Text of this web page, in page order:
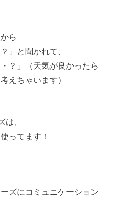
ら
」と聞かれて、
？」（天気が良かったら
えちゃいます）
は、
ってます！
ズにコミュニケーション